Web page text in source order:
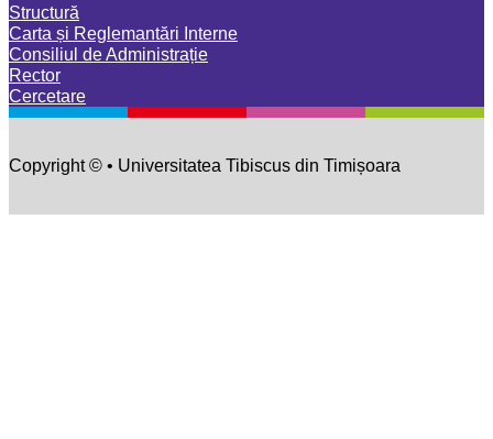
Structură
Carta și Reglemantări Interne
Consiliul de Administrație
Rector
Cercetare
Copyright © • Universitatea Tibiscus din Timișoara